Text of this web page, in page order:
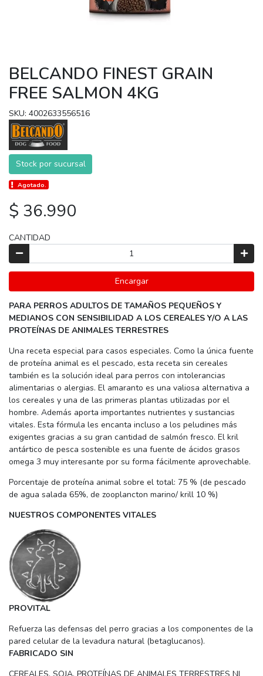
BELCANDO FINEST GRAIN
FREE SALMON 4KG
SKU: 4002633556516
Stock por sucursal
Agotado.
$ 36.990
CANTIDAD
Encargar
PARA PERROS ADULTOS DE TAMAÑOS PEQUEÑOS Y
MEDIANOS CON SENSIBILIDAD A LOS CEREALES Y/O A LAS
PROTEÍNAS DE ANIMALES TERRESTRES
Una receta especial para casos especiales. Como la única fuente
de proteína animal es el pescado, esta receta sin cereales
también es la solución ideal para perros con intolerancias
alimentarias o alergias. El amaranto es una valiosa alternativa a
los cereales y una de las primeras plantas utilizadas por el
hombre. Además aporta importantes nutrientes y sustancias
vitales. Esta fórmula les encanta incluso a los peludines más
exigentes gracias a su gran cantidad de salmón fresco. El kril
antártico de pesca sostenible es una fuente de ácidos grasos
omega 3 muy interesante por su forma fácilmente aprovechable.
Porcentaje de proteína animal sobre el total: 75 % (de pescado
de agua salada 65%, de zooplancton marino/ krill 10 %)
NUESTROS COMPONENTES VITALES
PROVITAL
Refuerza las defensas del perro gracias a los componentes de la
pared celular de la levadura natural (betaglucanos).
FABRICADO SIN
CEREALES, SOJA, PROTEÍNAS DE ANIMALES TERRESTRES NI